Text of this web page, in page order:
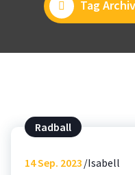
Tag
Radball
14Sep. 2023 Isabell